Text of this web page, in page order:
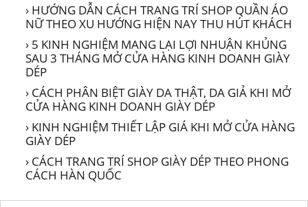
› HƯỚNG DẪN CÁCH TRANG TRÍ SHOP QUẦN ÁO
NỮ THEO XU HƯỚNG HIỆN NAY THU HÚT KHÁCH
› 5 KINH NGHIỆM MANG LẠI LỢI NHUẬN KHỦNG
SAU 3 THÁNG MỞ CỬA HÀNG KINH DOANH GIÀY
DÉP
› CÁCH PHÂN BIỆT GIÀY DA THẬT, DA GIẢ KHI MỞ
CỬA HÀNG KINH DOANH GIÀY DÉP
› KINH NGHIỆM THIẾT LẬP GIÁ KHI MỞ CỬA HÀNG
GIÀY DÉP
› CÁCH TRANG TRÍ SHOP GIÀY DÉP THEO PHONG
CÁCH HÀN QUỐC